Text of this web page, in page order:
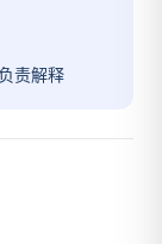
责解释